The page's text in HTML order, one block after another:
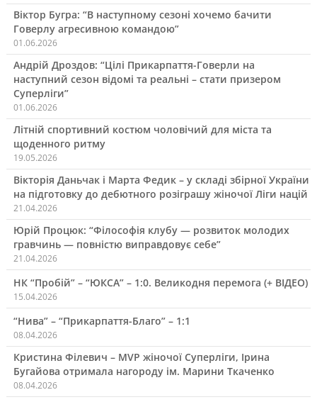
Віктор Бугра: “В наступному сезоні хочемо бачити
Говерлу агресивною командою”
01.06.2026
Андрій Дроздов: “Цілі Прикарпаття-Говерли на
наступний сезон відомі та реальні – стати призером
Суперліги”
01.06.2026
Літній спортивний костюм чоловічий для міста та
щоденного ритму
19.05.2026
Вікторія Даньчак і Марта Федик – у складі збірної України
на підготовку до дебютного розіграшу жіночої Ліги націй
21.04.2026
Юрій Процюк: “Філософія клубу — розвиток молодих
гравчинь — повністю виправдовує себе”
21.04.2026
НК “Пробій” – “ЮКСА” – 1:0. Великодня перемога (+ ВІДЕО)
15.04.2026
“Нива” – “Прикарпаття-Благо” – 1:1
08.04.2026
Кристина Філевич – MVP жіночої Суперліги, Ірина
Бугайова отримала нагороду ім. Марини Ткаченко
08.04.2026